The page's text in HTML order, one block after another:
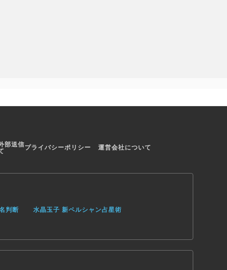
部送信プライバシーポリシー 運営会社について
判断
水晶玉子 新ペルシャン占星術